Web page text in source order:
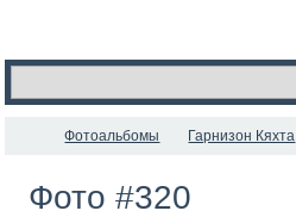
Фотоальбомы Гарнизон Кяхта
Фото #320